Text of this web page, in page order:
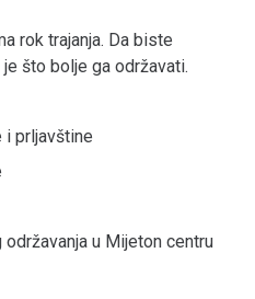
rok trajanja. Da biste
što bolje ga održavati.
i prljavštine
u Mijeton centru